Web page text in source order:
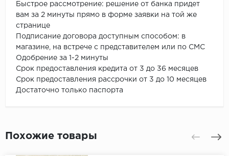
Быстрое рассмотрение: решение от банка придет
вам за 2 минуты прямо в форме заявки на той же
странице
Подписание договора доступным способом: в
магазине, на встрече с представителем или по СМС
Одобрение за 1-2 минуты
Срок предоставления кредита от 3 до 36 месяцев
Срок предоставления рассрочки от 3 до 10 месяцев
Достаточно только паспорта
Похожие товары